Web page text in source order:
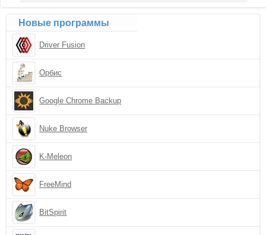
Новые программы
Driver Fusion
Орбис
Google Chrome Backup
Nuke Browser
K-Meleon
FreeMind
BitSpirit